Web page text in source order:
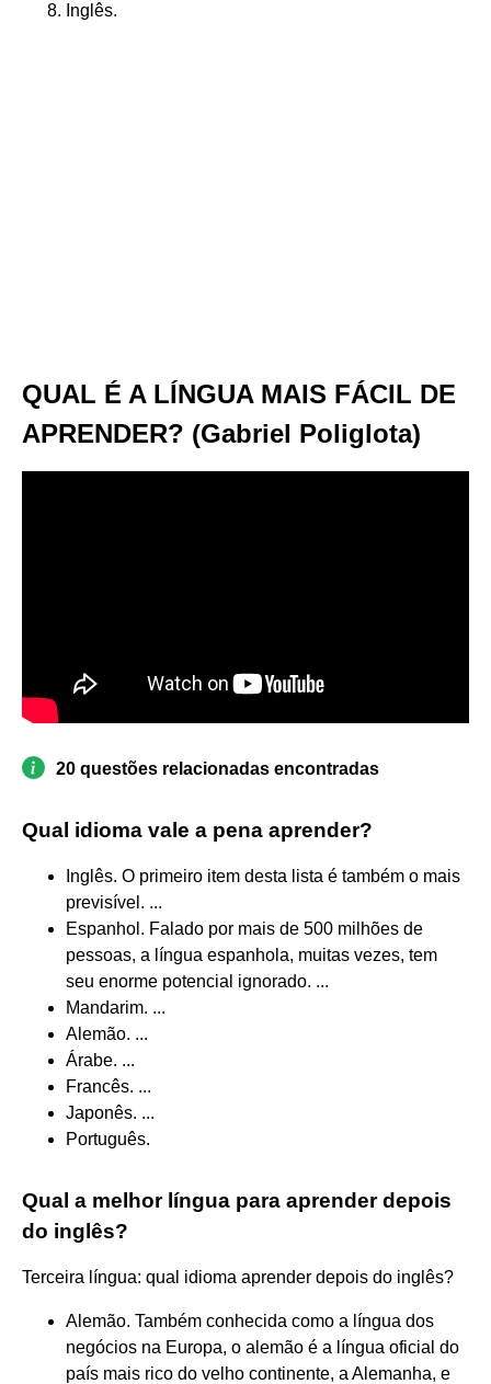
Inglês.
QUAL É A LÍNGUA MAIS FÁCIL DE
APRENDER? (Gabriel Poliglota)
20 questões relacionadas encontradas
Qual idioma vale a pena aprender?
Inglês. O primeiro item desta lista é também o mais
previsível. ...
Espanhol. Falado por mais de 500 milhões de
pessoas, a língua espanhola, muitas vezes, tem
seu enorme potencial ignorado. ...
Mandarim. ...
Alemão. ...
Árabe. ...
Francês. ...
Japonês. ...
Português.
Qual a melhor língua para aprender depois
do inglês?
Terceira língua: qual idioma aprender depois do inglês?
Alemão. Também conhecida como a língua dos
negócios na Europa, o alemão é a língua oficial do
país mais rico do velho continente, a Alemanha, e